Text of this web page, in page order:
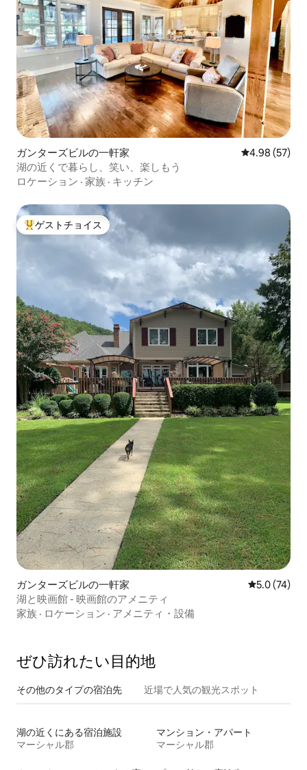
ガンターズビルの一軒家 レビュー57
4.98 (57)
湖の近くで暮らし、笑い、楽しもう
ロケーション · 家族 · キッチン
大好評のゲストチョイスです。
ゲストチョイス
ガンターズビルの一軒家 レビュー74
5.0 (74)
湖と映画館 - 映画館のアメニティ
家族 · ロケーション · アメニティ・設備
ぜひ訪⁠れ⁠た⁠い目⁠的⁠地
その他のタ⁠イ⁠プ⁠の宿⁠泊⁠先 近場で人気の観光スポット
湖の近くにある宿泊施設
マーシャル郡
マンション・アパート
マーシャル郡